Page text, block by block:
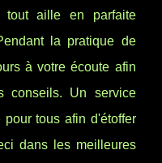
tout aille en parfaite
la pratique de
à votre écoute afin
conseils. Un service
tous afin d'étoffer
dans les meilleures